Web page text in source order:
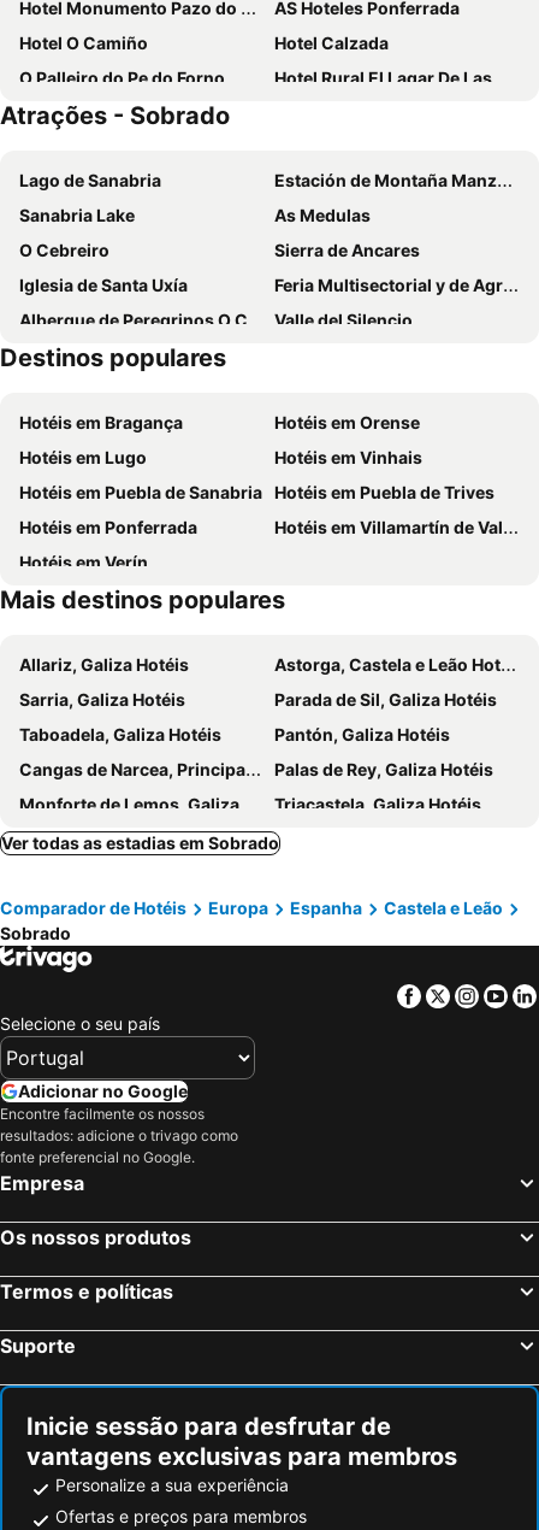
Hotel Monumento Pazo do Castro
AS Hoteles Ponferrada
Hotel O Camiño
Hotel Calzada
O Palleiro do Pe do Forno
Hotel Rural El Lagar De Las Médulas
Hotel Rural La Peregrina
Plaza Mayor
San Nicolas el Real
El Ancla
Hotelas Ponferrada
Hotel Villa de Cacabelos
Hotel Rural Pescadores
Villa Mencia
Las Doñas del Portazgo
Hostal Tres Campanas
La Moncloa de San Lazaro
Os Arroxos
El Tiempo Recobrado - Hotel de silencio y relax
Hostal Cruce
Hotel & Restaurante El Casino
Hostal Burbia
la solana del abuelo Andrés
Hotel Miralrio Cacabelos
Hostal Siglo XIX
Hostal Orly
Hotel Valcarce Camino de Santiago
Atrações - Sobrado
Lago de Sanabria
Estación de Montaña Manzaneda
Sanabria Lake
As Medulas
O Cebreiro
Sierra de Ancares
Iglesia de Santa Uxía
Feria Multisectorial y de Agroturismo del Bierzo
Albergue de Peregrinos O Cebreiro
Valle del Silencio
Casa Grande de Trives
Los Tejedores
Castillo templario de Cornatel
El Rosal
Estación de autobuses
Castelo dos Templarios
Viquiella o Grande
Ayuntamiento
Estación de autobuses
La Devesa
Destinos populares
Hotéis em Bragança
Hotéis em Orense
Hotéis em Lugo
Hotéis em Vinhais
Hotéis em Puebla de Sanabria Hotéis em Puebla de Trives
Hotéis em Ponferrada
Hotéis em Villamartín de Valdeorras
Hotéis em Verín
Mais destinos populares
Allariz, Galiza Hotéis
Astorga, Castela e Leão Hotéis
Sarria, Galiza Hotéis
Parada de Sil, Galiza Hotéis
Taboadela, Galiza Hotéis
Pantón, Galiza Hotéis
Cangas de Narcea, Principado de Astúrias Hotéis
Palas de Rey, Galiza Hotéis
Monforte de Lemos, Galiza Hotéis
Triacastela, Galiza Hotéis
Sober, Galiza Hotéis
Nogueira de Ramuín, Galiza Hotéis
Baños de Molgas, Galiza Hotéis
Baltar, Galiza Hotéis
Portomarin, Galiza Hotéis
Coles, Galiza Hotéis
Pedralba de la Pradería, Castela e Leão Hotéis
Burgos, Castela e Leão Hotéis
Valladolid, Castela e Leão Hotéis
Palencia, Castela e Leão Hotéis
Aranda de Duero, Castela e Leão Hotéis
Arroyo de la Encomienda, Castela e Leão Hotéis
La Lastrilla, Castela e Leão Hotéis
Madrid, Madrid Hotéis
Sevilha, Andaluzia Hotéis
Barcelona, Catalunha Hotéis
Isla Cristina, Andaluzia Hotéis
Ver todas as estadias em Sobrado
Comparador de Hotéis Europa Espanha
Castela e Leão
Sobrado
Facebook
Twitter
Selecione o seu país
Adicionar no Google
Encontre facilmente os nossos
resultados: adicione o trivago como
fonte preferencial no Google.
Empresa
Os nossos produtos
Termos e políticas
Suporte
Inicie sessão para desfrutar de
vantagens exclusivas para membros
Personalize a sua experiência
Ofertas e preços para membros